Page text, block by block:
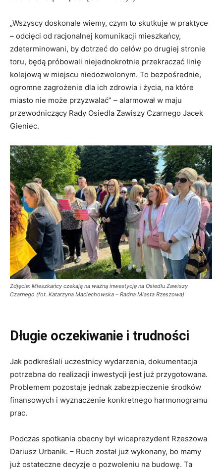
„Wszyscy doskonale wiemy, czym to skutkuje w praktyce
– odcięci od racjonalnej komunikacji mieszkańcy,
zdeterminowani, by dotrzeć do celów po drugiej stronie
toru, będą próbowali niejednokrotnie przekraczać linię
kolejową w miejscu niedozwolonym. To bezpośrednie,
ogromne zagrożenie dla ich zdrowia i życia, na które
miasto nie może przyzwalać” – alarmował w maju
przewodniczący Rady Osiedla Zawiszy Czarnego Jacek
Gieniec.
Zdjęcie: Mieszkańcy czekają na ważną inwestycję na Osiedlu Zawiszy
Czarnego (fot. Katarzyna Maciechowska – Radna Miasta Rzeszowa)
Długie oczekiwanie i trudności
Jak podkreślali uczestnicy wydarzenia, dokumentacja
potrzebna do realizacji inwestycji jest już przygotowana.
Problemem pozostaje jednak zabezpieczenie środków
finansowych i wyznaczenie konkretnego harmonogramu
prac.
Podczas spotkania obecny był wiceprezydent Rzeszowa
Dariusz Urbanik. – Ruch został już wykonany, bo mamy
już ostateczne decyzje o pozwoleniu na budowę. Ta